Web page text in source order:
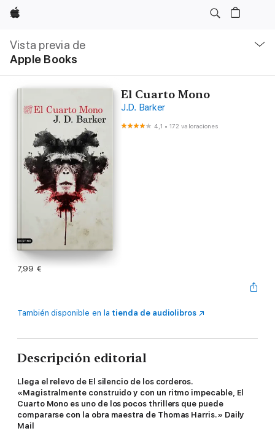
Apple
Vista previa de
Apple Books
local
Abrir
menú
El Cuarto Mono
J.D. Barker
4,1 •172 valoraciones
7,99 €
También disponible en la tienda de audiolibros
Descripción editorial
Llega el relevo de El silencio de los corderos.
«Magistralmente construido y con un ritmo impecable, El
Cuarto Mono es uno de los pocos thrillers que puede
compararse con la obra maestra de Thomas Harris.» Daily
Mail